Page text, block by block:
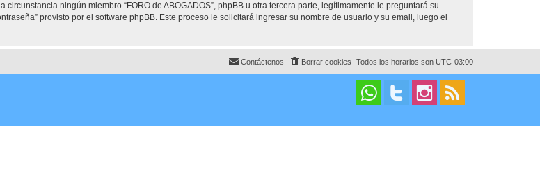
ningún miembro “FORO de ABOGADOS”, phpBB u otra tercera parte, legítimamente le preguntará su
provisto por el software phpBB. Este proceso le solicitará ingresar su nombre de usuario y su email, luego el
Todos los horarios son UTC-03:00
Borrar cookies
Contáctenos